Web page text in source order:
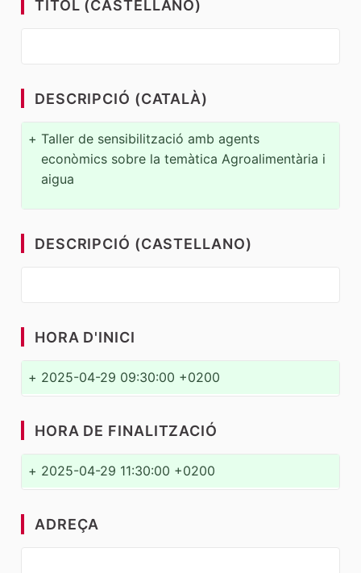
TÍTOL (CASTELLANO)
DESCRIPCIÓ (CATALÀ)
+ Taller de sensibilització amb agents
econòmics sobre la temàtica Agroalimentària i
aigua
DESCRIPCIÓ (CASTELLANO)
HORA D'INICI
+ 2025-04-29 09:30:00 +0200
HORA DE FINALITZACIÓ
+ 2025-04-29 11:30:00 +0200
ADREÇA